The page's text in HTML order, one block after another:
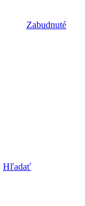
Zabudnuté
Hľadať